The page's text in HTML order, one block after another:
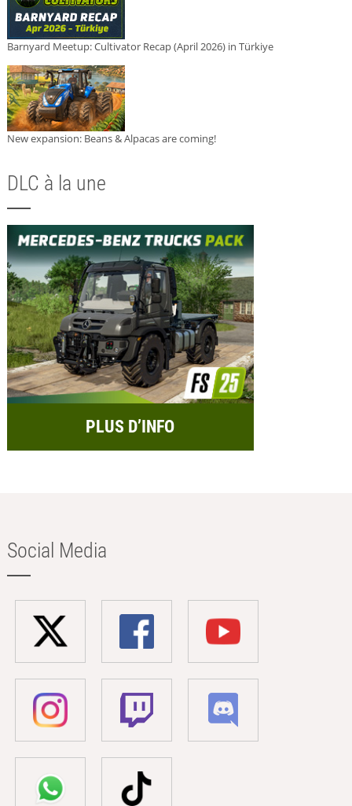
Barnyard Meetup: Cultivator Recap (April 2026) in Türkiye
New expansion: Beans & Alpacas are coming!
DLC à la une
PLUS D’INFO
Social Media